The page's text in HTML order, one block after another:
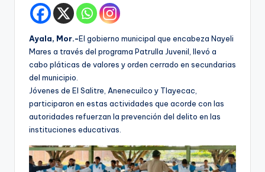
Ayala, Mor.-El gobierno municipal que encabeza Nayeli
Mares a través del programa Patrulla Juvenil, llevó a
cabo pláticas de valores y orden cerrado en secundarias
del municipio.
Jóvenes de El Salitre, Anenecuilco y Tlayecac,
participaron en estas actividades que acorde con las
autoridades refuerzan la prevención del delito en las
instituciones educativas.